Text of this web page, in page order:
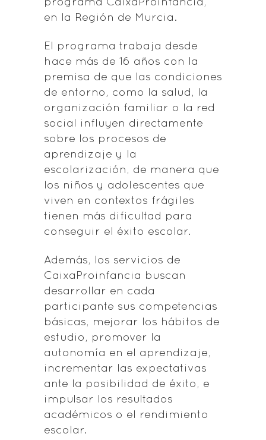
en la Región de Murcia.
El programa trabaja desde
hace más de 16 años con la
premisa de que las condiciones
de entorno, como la salud, la
organización familiar o la red
social influyen directamente
sobre los procesos de
aprendizaje y la
escolarización, de manera que
los niños y adolescentes que
viven en contextos frágiles
tienen más dificultad para
conseguir el éxito escolar.
Además, los servicios de
CaixaProinfancia buscan
desarrollar en cada
participante sus competencias
básicas, mejorar los hábitos de
estudio, promover la
autonomía en el aprendizaje,
incrementar las expectativas
ante la posibilidad de éxito, e
impulsar los resultados
académicos o el rendimiento
escolar.